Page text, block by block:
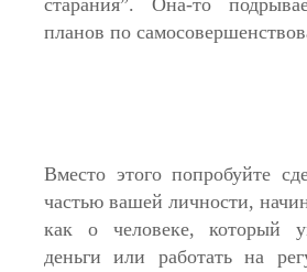
старания”. Она-то
планов по
Вместо этого попробуйте
частью вашей личности,
как о человеке, который
деньги или работать на